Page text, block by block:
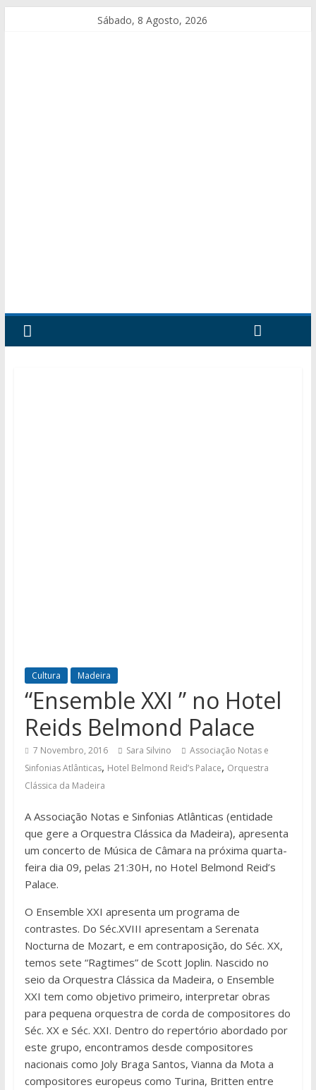
Sábado, 8 Agosto, 2026
Cultura Madeira
“Ensemble XXI ” no Hotel
Reids Belmond Palace
7 Novembro, 2016 Sara Silvino
Associação Notas e
Sinfonias Atlânticas, Hotel Belmond Reid’s Palace, Orquestra
Clássica da Madeira
A Associação Notas e Sinfonias Atlânticas (entidade
que gere a Orquestra Clássica da Madeira), apresenta
um concerto de Música de Câmara na próxima quarta-
feira dia 09, pelas 21:30H, no Hotel Belmond Reid’s
Palace.
O Ensemble XXI apresenta um programa de
contrastes. Do Séc.XVIII apresentam a Serenata
Nocturna de Mozart, e em contraposição, do Séc. XX,
temos sete “Ragtimes” de Scott Joplin. Nascido no
seio da Orquestra Clássica da Madeira, o Ensemble
XXI tem como objetivo primeiro, interpretar obras
para pequena orquestra de corda de compositores do
Séc. XX e Séc. XXI. Dentro do repertório abordado por
este grupo, encontramos desde compositores
nacionais como Joly Braga Santos, Vianna da Mota a
compositores europeus como Turina, Britten entre